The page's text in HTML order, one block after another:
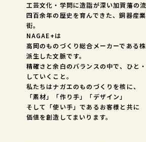
工芸文化・学問に造詣が深い加賀藩の流
四百余年の歴史を育んできた、銅器産
街。
NAGAE+は
高岡のものづくり総合メーカーである
派生した文脈です。
精確さと余白のバランスの中で、ひと
していくこと。
私たちはナガエのものづくりを核に、
「素材」「作り手」「デザイン」
そして「使い手」であるお客様と共に
価値を創造してまいります。